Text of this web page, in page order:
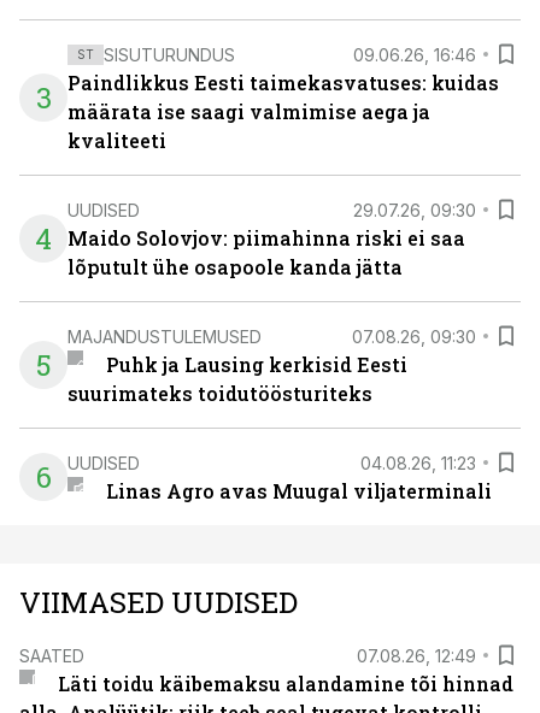
3
ST SISUTURUNDUS 09.06.26, 16:46
Paindlikkus Eesti taimekasvatuses: kuidas
määrata ise saagi valmimise aega ja
kvaliteeti
4
UUDISED 29.07.26, 09:30
Maido Solovjov: piimahinna riski ei saa
lõputult ühe osapoole kanda jätta
5
MAJANDUSTULEMUSED 07.08.26, 09:30
Puhk ja Lausing kerkisid Eesti
suurimateks toidutöösturiteks
6 UUDISED 04.08.26, 11:23
Linas Agro avas Muugal viljaterminali
VIIMASED UUDISED
SAATED 07.08.26, 12:49
Läti toidu käibemaksu alandamine tõi hinnad